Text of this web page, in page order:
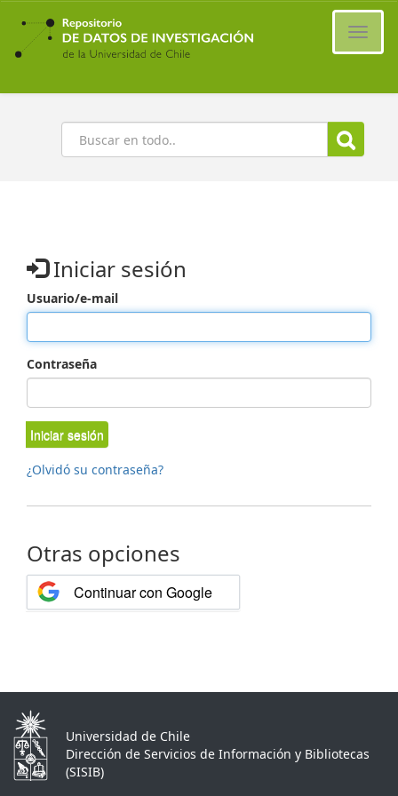
Ir
contenido
principal
Buscar
Iniciar sesión
Usuario/e-mail
Contraseña
Iniciar sesión
¿Olvidó su contraseña?
Otras opciones
Continuar con Google
Universidad de Chile
Dirección de Servicios de Información y Bibliotecas
(SISIB)